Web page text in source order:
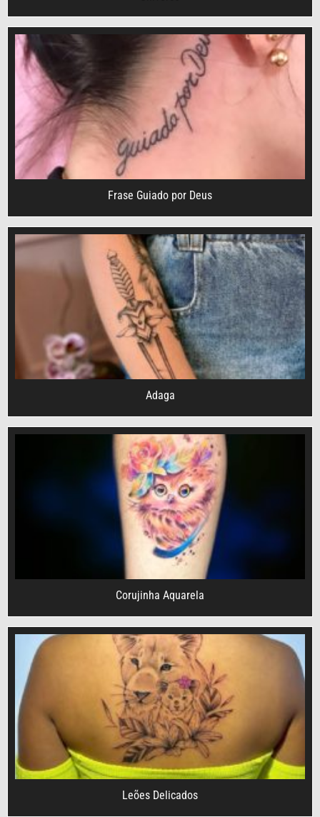
Frase Guiado por Deus
Adaga
Corujinha Aquarela
Leões Delicados